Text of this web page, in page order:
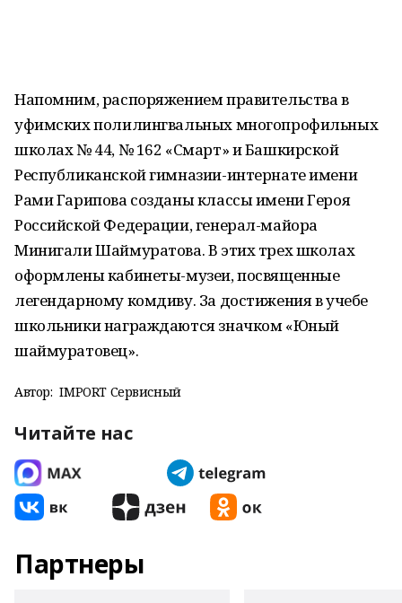
Напомним, распоряжением правительства в
уфимских полилингвальных многопрофильных
школах № 44, № 162 «Смарт» и Башкирской
Республиканской гимназии-интернате имени
Рами Гарипова созданы классы имени Героя
Российской Федерации, генерал-майора
Минигали Шаймуратова. В этих трех школах
оформлены кабинеты-музеи, посвященные
легендарному комдиву. За достижения в учебе
школьники награждаются значком «Юный
шаймуратовец».
Автор: IMPORT Сервисный
Читайте нас
Партнеры